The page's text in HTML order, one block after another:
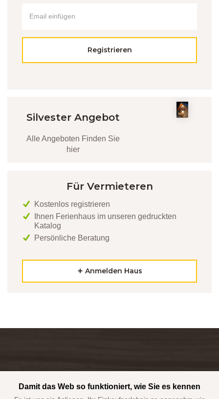
Registrieren
Silvester Angebot
Alle Angeboten Finden Sie
hier
Für Vermieteren
Kostenlos registrieren
Ihnen Ferienhaus im unseren gedruckten
Katalog
Persönliche Beratung
Anmelden Haus
des passenden Objekts.
Damit das Web so funktioniert, wie Sie es kennen